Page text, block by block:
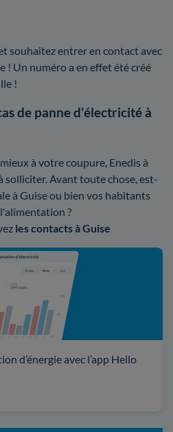
souhaitez entrer en contact avec
! Un numéro a en effet été créé
!
de panne d'électricité à
à votre coupure, Enedis à
solliciter. Avant toute chose, est-
à Guise ou bien vos habitants
?
les contacts à Guise
d’énergie avec l’app Hello